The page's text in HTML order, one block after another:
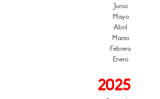
Junio
Mayo
Abril
Marzo
Febrero
Enero
2025